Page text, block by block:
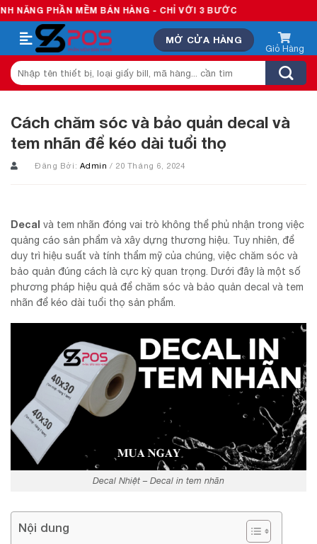
Skip
to
content
PHẦN MỀM BÁN HÀNG - CHỈ VỚI 3 BƯỚC
MỞ CỬA HÀNG
Tìm
kiếm:
Cách chăm sóc và bảo quản decal và
tem nhãn để kéo dài tuổi thọ
Đăng Bởi: Admin/ 20 Tháng 6, 2024
Decal và tem nhãn đóng vai trò không thể phủ nhận trong việc
quảng cáo sản phẩm và xây dựng thương hiệu. Tuy nhiên, để
duy trì hiệu suất và tính thẩm mỹ của chúng, việc chăm sóc và
bảo quản đúng cách là cực kỳ quan trọng. Dưới đây là một số
phương pháp hiệu quả để chăm sóc và bảo quản decal và tem
nhãn để kéo dài tuổi thọ sản phẩm.
Decal Nhiệt – Decal in tem nhãn
Nội dung